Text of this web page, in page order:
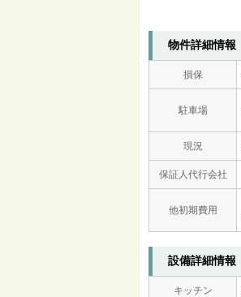
物件詳細情報
損保
駐車場
現況
保証人代行会社
他初期費用
設備詳細情報
キッチン